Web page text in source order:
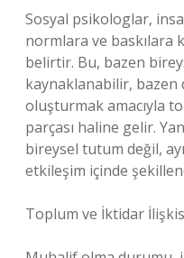
Sosyal psikologlar,
normlara ve baskılara
belirtir. Bu, bazen
kaynaklanabilir,
oluşturmak amacıyla
parçası haline gelir.
bireysel tutum değil,
etkileşim içinde
Toplum ve İktidar